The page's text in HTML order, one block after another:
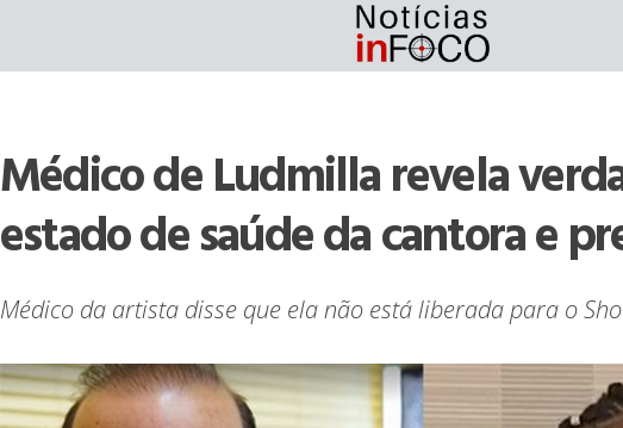
Médico de Ludmilla revela
estado de saúde da cantora e
Médico da artista disse que ela não está liberada para o